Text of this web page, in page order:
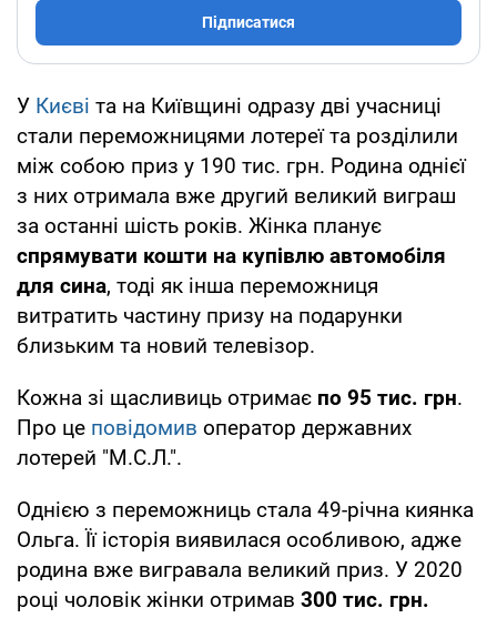
Підписатися
У Києві та на Київщині одразу дві учасниці
стали переможницями лотереї та розділили
між собою приз у 190 тис. грн. Родина однієї
з них отримала вже другий великий виграш
за останні шість років. Жінка планує
спрямувати кошти на купівлю автомобіля
для сина, тоді як інша переможниця
витратить частину призу на подарунки
близьким та новий телевізор.
Кожна зі щасливиць отримає по 95 тис. грн.
Про це повідомив оператор державних
лотерей "М.С.Л.".
Однією з переможниць стала 49-річна киянка
Ольга. Її історія виявилася особливою, адже
родина вже вигравала великий приз. У 2020
році чоловік жінки отримав 300 тис. грн.